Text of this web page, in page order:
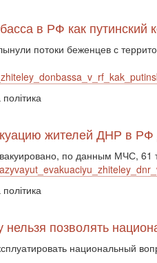
в РФ как путинский
потоки беженцев с
жителей ДНР в
по данным МЧС, 61
позволять
национальный